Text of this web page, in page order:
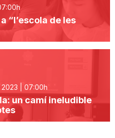
“l’escola de les
| 07:00h
un camí ineludible